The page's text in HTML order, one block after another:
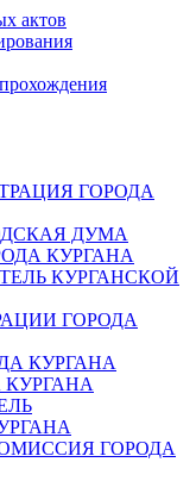
актов
ГОРОДА
ДУМА
КУРГАНА
КУРГАНСКОЙ
ГОРОДА
КУРГАНА
ГОРОДА